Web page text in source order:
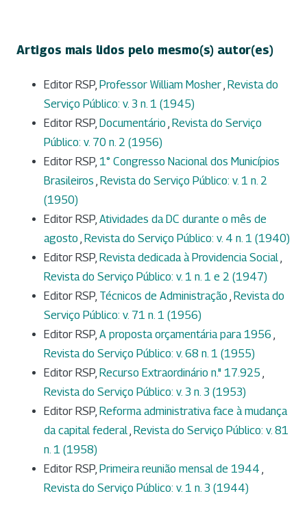
Artigos mais lidos pelo mesmo(s) autor(es)
Editor RSP, Professor William Mosher, Revista do
Serviço Público: v. 3 n. 1 (1945)
Editor RSP, Documentário , Revista do Serviço
Público: v. 70 n. 2 (1956)
Editor RSP, 1° Congresso Nacional dos Municípios
Brasileiros , Revista do Serviço Público: v. 1 n. 2
(1950)
Editor RSP, Atividades da DC durante o mês de
agosto , Revista do Serviço Público: v. 4 n. 1 (1940)
Editor RSP, Revista dedicada à Providencia Social,
Revista do Serviço Público: v. 1 n. 1 e 2 (1947)
Editor RSP, Técnicos de Administração , Revista do
Serviço Público: v. 71 n. 1 (1956)
Editor RSP, A proposta orçamentária para 1956 ,
Revista do Serviço Público: v. 68 n. 1 (1955)
Editor RSP, Recurso Extraordinário n." 17.925 ,
Revista do Serviço Público: v. 3 n. 3 (1953)
Editor RSP, Reforma administrativa face à mudança
da capital federal, Revista do Serviço Público: v. 81
n. 1 (1958)
Editor RSP, Primeira reunião mensal de 1944 ,
Revista do Serviço Público: v. 1 n. 3 (1944)